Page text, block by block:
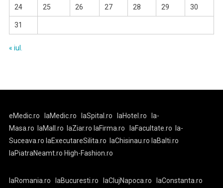
24 25 26 27 28 29 30
31
« iul.
eMedic.ro laMedic.ro laSpital.ro laHotel.ro
la-
Masa.ro
laMall.ro laZiar.ro laFirma.ro laFacultate.ro
la-
Suceava.ro laExecutareSilita.ro laChisinau.ro laBalti.ro
laPiatraNeamt.ro High-Fashion.ro
laRomania.ro laBucuresti.ro laClujNapoca.ro
laConstanta.ro